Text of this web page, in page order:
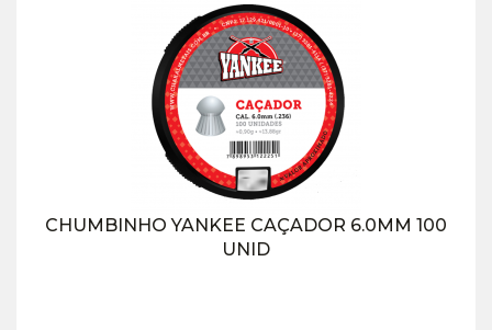
CHUMBINHO YANKEE CAÇADOR 6.0MM 100
UNID